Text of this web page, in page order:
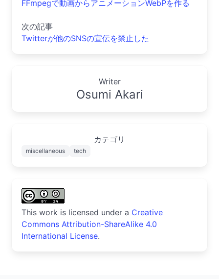
FFmpegで動画からアニメーションWebPを作る
次の記事
Twitterが他のSNSの宣伝を禁止した
Writer
Osumi Akari
カテゴリ
miscellaneous tech
This work is licensed under a Creative
Commons Attribution-ShareAlike 4.0
International License.